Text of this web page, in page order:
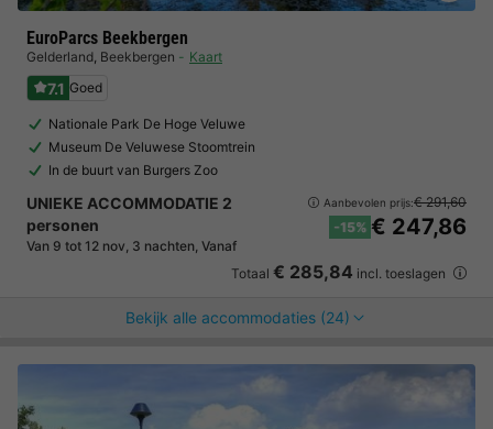
EuroParcs Beekbergen
Gelderland, Beekbergen Kaart
7.1 Goed
Nationale Park De Hoge Veluwe
Museum De Veluwese Stoomtrein
In de buurt van Burgers Zoo
UNIEKE ACCOMMODATIE 2
personen
Van 9 tot 12 nov, 3 nachten, Vanaf
Aanbevolen prijs:€ 291,60
-15% € 247,86
Totaal € 285,84 incl. toeslagen
Bekijk alle accommodaties (24)